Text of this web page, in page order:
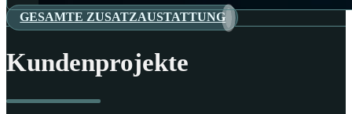
GESAMTE ZUSATZAUSTATTUNG
Kundenprojekte